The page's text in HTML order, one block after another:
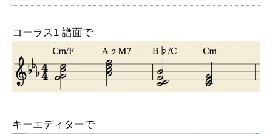
コーラス1 譜面で
キーエディターで